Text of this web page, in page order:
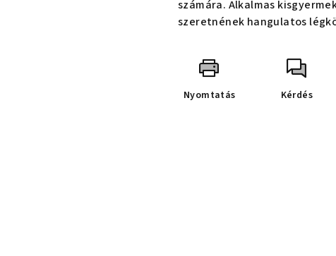
számára. Alkalmas
szeretnének hangulatos
Nyomtatás Kérdés